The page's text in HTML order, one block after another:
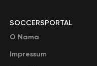
SOCCERSPORTAL
O Nama
Impressum